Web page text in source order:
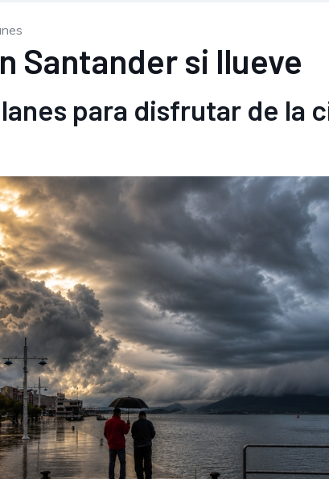
Santander si llueve
para disfrutar de la